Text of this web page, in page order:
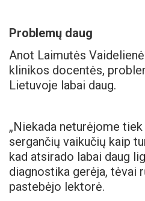
Problemų daug
Anot Laimutės
klinikos docentės,
Lietuvoje labai daug.
„Niekada neturėjome
sergančių vaikučių kaip
kad atsirado labai daug
diagnostika gerėja, tėvai
pastebėjo lektorė.